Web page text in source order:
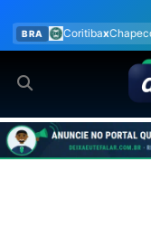
para
o
conteúdo
08/08 19:30